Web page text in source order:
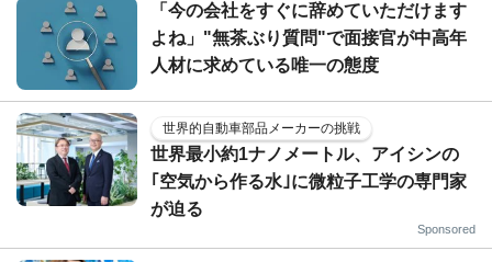
「今の会社をすぐに辞めていただけます
よね」"無茶ぶり質問"で面接官が中高年
人材に求めている唯一の態度
世界的自動車部品メーカーの挑戦
世界最小約1ナノメートル、アイシンの
｢空気から作る水｣に微粒子工学の専門家
が迫る
Sponsored